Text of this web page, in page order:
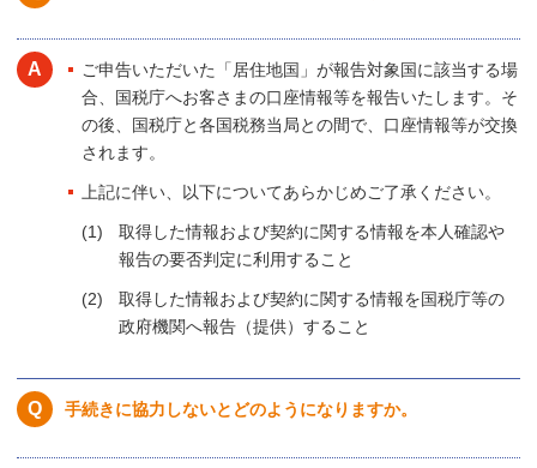
ご申告いただいた「居住地国」が報告対象国に該当する場
合、国税庁へお客さまの口座情報等を報告いたします。そ
の後、国税庁と各国税務当局との間で、口座情報等が交換
されます。
上記に伴い、以下についてあらかじめご了承ください。
取得した情報および契約に関する情報を本人確認や
報告の要否判定に利用すること
取得した情報および契約に関する情報を国税庁等の
政府機関へ報告（提供）すること
手続きに協力しないとどのようになりますか。